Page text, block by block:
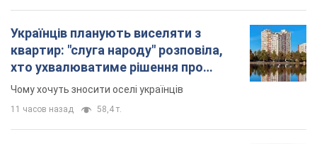
Українців планують виселяти з
квартир: "слуга народу" розповіла,
хто ухвалюватиме рішення про
знесення будинків
Чому хочуть зносити оселі українців
11 часов назад 58,4 т.